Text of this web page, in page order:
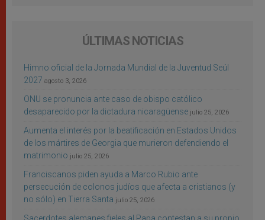
ÚLTIMAS NOTICIAS
Himno oficial de la Jornada Mundial de la Juventud Seúl
2027 agosto 3, 2026
ONU se pronuncia ante caso de obispo católico
desaparecido por la dictadura nicaragüense julio 25, 2026
Aumenta el interés por la beatificación en Estados Unidos
de los mártires de Georgia que murieron defendiendo el
matrimonio julio 25, 2026
Franciscanos piden ayuda a Marco Rubio ante
persecución de colonos judíos que afecta a cristianos (y
no sólo) en Tierra Santa julio 25, 2026